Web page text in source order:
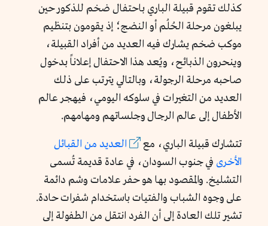
كذلك تقوم قبيلة الباري باحتفال ضخم للذكور حين
يبلغون مرحلة الحُلُم أو النضج؛ إذ يقومون بتنظيم
موكب ضخم يشارك فيه العديد من أفراد القبيلة،
وينحرون الذبائح، ويُعد هذا الاحتفال إعلاناً بدخول
صاحبه مرحلة الرجولة، وبالتالي يترتب على ذلك
العديد من التغيرات في سلوكه اليومي، فيهجر عالم
الأطفال إلى عالم الرجال وجلساتهم ومهامهم.
تتشارك قبيلة الباري، مع
العديد من القبائل
الأخرى في جنوب السودان، في عادة قديمة تُسمى
التشليخ. والمقصود بها هو حفر علامات وشم دائمة
على وجوه الشباب والفتيات باستخدام شفرات حادة.
تشير تلك العادة إلى أن الفرد انتقل من الطفولة إلى